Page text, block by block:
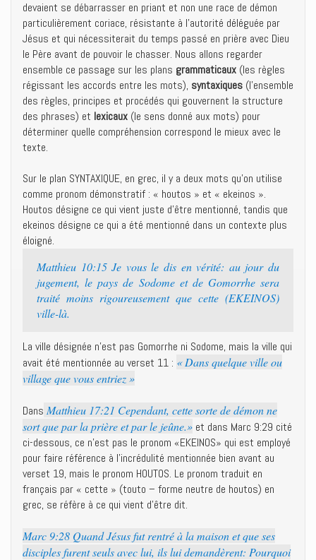
devaient se débarrasser en priant et non une race de démon
particulièrement coriace, résistante à l’autorité déléguée par
Jésus et qui nécessiterait du temps passé en prière avec Dieu
le Père avant de pouvoir le chasser. Nous allons regarder
ensemble ce passage sur les plans grammaticaux (les règles
régissant les accords entre les mots), syntaxiques (l’ensemble
des règles, principes et procédés qui gouvernent la structure
des phrases) et lexicaux (le sens donné aux mots) pour
déterminer quelle compréhension correspond le mieux avec le
texte.
Sur le plan SYNTAXIQUE, en grec, il y a deux mots qu’on utilise
comme pronom démonstratif : « houtos » et « ekeinos ».
Houtos désigne ce qui vient juste d’être mentionné, tandis que
ekeinos désigne ce qui a été mentionné dans un contexte plus
éloigné.
Matthieu 10:15 Je vous le dis en vérité: au jour du
jugement, le pays de Sodome et de Gomorrhe sera
traité moins rigoureusement que cette (EKEINOS)
ville-là.
La ville désignée n’est pas Gomorrhe ni Sodome, mais la ville qui
avait été mentionnée au verset 11 : « Dans quelque ville ou
village que vous entriez »
Dans Matthieu 17:21 Cependant, cette sorte de démon ne
sort que par la prière et par le jeûne.» et dans Marc 9:29 cité
ci-dessous, ce n’est pas le pronom «EKEINOS» qui est employé
pour faire référence à l’incrédulité mentionnée bien avant au
verset 19, mais le pronom HOUTOS. Le pronom traduit en
français par « cette » (touto – forme neutre de houtos) en
grec, se réfère à ce qui vient d’être dit.
Marc 9:28 Quand Jésus fut rentré à la maison et que ses
disciples furent seuls avec lui, ils lui demandèrent: Pourquoi